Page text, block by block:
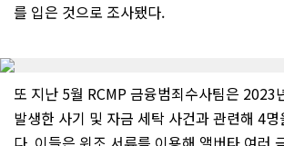
를 입은 것으로 조사됐다.
또 지난 5월 RCMP 금융범죄수사팀은 2023
발생한 사기 및 자금 세탁 사건과 관련해 4